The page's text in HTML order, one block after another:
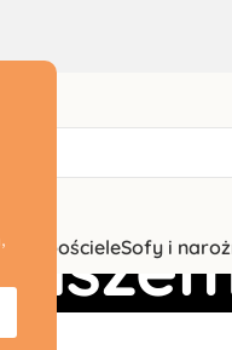
i pościeleSofy i